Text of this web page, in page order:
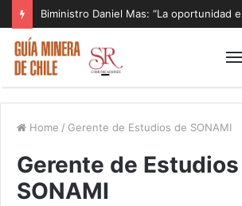
Home / Gerente de Estudios de SONAMI
Gerente de
SONAMI